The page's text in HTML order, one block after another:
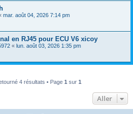
mar. août 04, 2026 7:14 pm
en RJ45 pour ECU V6 xicoy
« lun. août 03, 2026 1:35 pm
4 résultats • Page 1 sur 1
Aller